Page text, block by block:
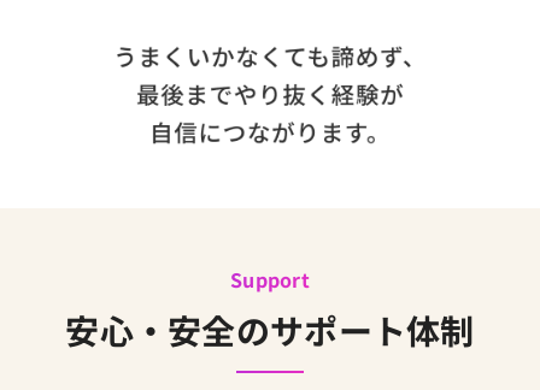
Support
安心・安全のサポート体制